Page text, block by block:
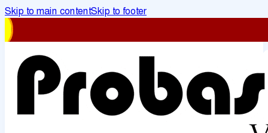
Skip to main contentSkip to footer